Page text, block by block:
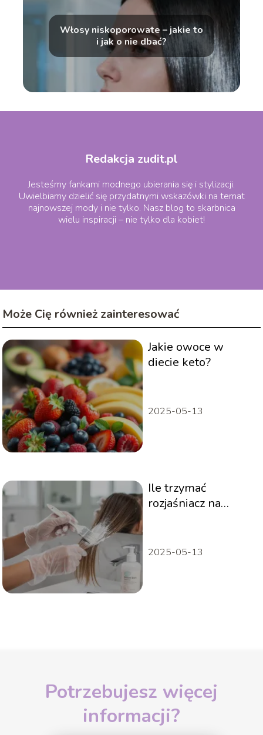
Włosy niskoporowate – jakie to
i jak o nie dbać?
Redakcja zudit.pl
Jesteśmy fankami modnego ubierania się i stylizacji.
Uwielbiamy dzielić się przydatnymi wskazówki na temat
najnowszej mody i nie tylko. Nasz blog to skarbnica
wielu inspiracji – nie tylko dla kobiet!
Może Cię również zainteresować
Jakie owoce w
diecie keto?
2025-05-13
Ile trzymać
rozjaśniacz na
rozjaśniania
2025-05-13
Potrzebujesz więcej
informacji?